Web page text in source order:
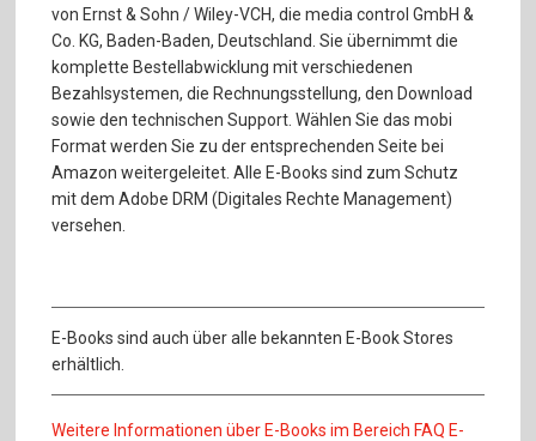
von Ernst & Sohn / Wiley-VCH, die media control GmbH &
Co. KG, Baden-Baden, Deutschland. Sie übernimmt die
komplette Bestellabwicklung mit verschiedenen
Bezahlsystemen, die Rechnungsstellung, den Download
sowie den technischen Support. Wählen Sie das mobi
Format werden Sie zu der entsprechenden Seite bei
Amazon weitergeleitet. Alle E-Books sind zum Schutz
mit dem Adobe DRM (Digitales Rechte Management)
versehen.
E-Books sind auch über alle bekannten E-Book Stores
erhältlich.
Weitere Informationen über E-Books im Bereich FAQ E-